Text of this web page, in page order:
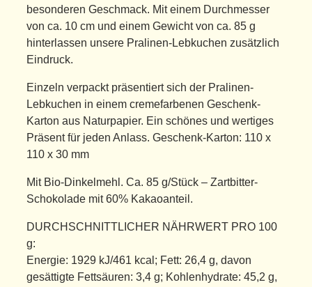
besonderen Geschmack. Mit einem Durchmesser
von ca. 10 cm und einem Gewicht von ca. 85 g
hinterlassen unsere Pralinen-Lebkuchen zusätzlich
Eindruck.
Einzeln verpackt präsentiert sich der Pralinen-
Lebkuchen in einem cremefarbenen Geschenk-
Karton aus Naturpapier. Ein schönes und wertiges
Präsent für jeden Anlass. Geschenk-Karton: 110 x
110 x 30 mm
Mit Bio-Dinkelmehl. Ca. 85 g/Stück – Zartbitter-
Schokolade mit 60% Kakaoanteil.
DURCHSCHNITTLICHER NÄHRWERT PRO 100
g:
Energie: 1929 kJ/461 kcal; Fett: 26,4 g, davon
gesättigte Fettsäuren: 3,4 g; Kohlenhydrate: 45,2 g,